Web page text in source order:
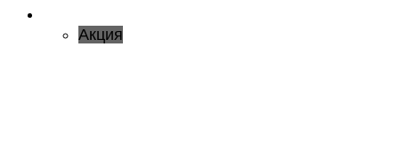
Акция